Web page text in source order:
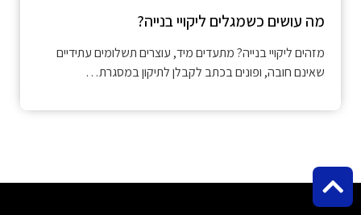
מה עושים כשמגלים ליקויי בנייה?
מזהים ליקויי בנייה? מתעדים מיד, עוצרים תשלומים עתידיים
שאינם חובה, ופונים בכתב לקבלן לתיקון במסגרת…